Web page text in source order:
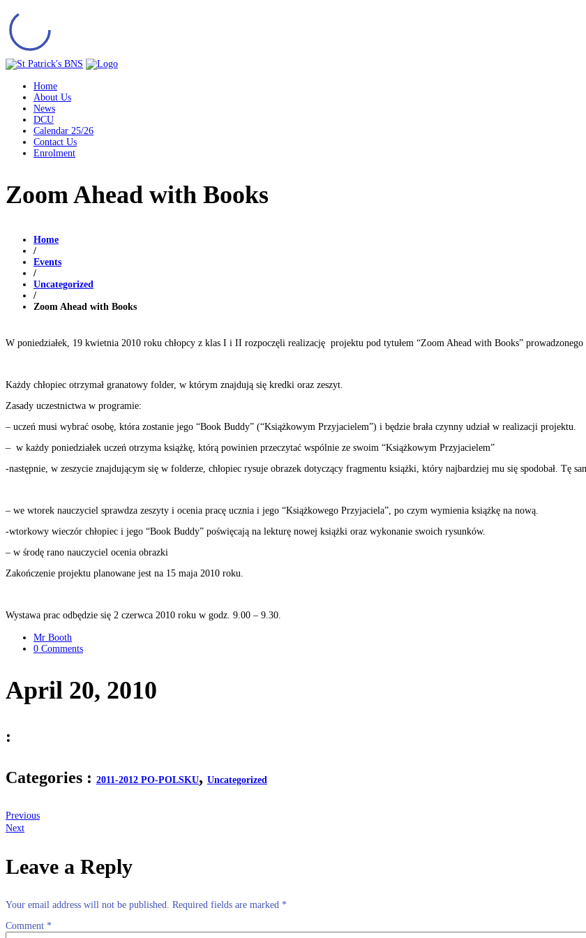
Home
About Us
News
DCU
Calendar 25/26
Contact Us
Enrolment
Zoom Ahead with Books
Home
/
Events
/
Uncategorized
/
Zoom Ahead with Books
W poniedziałek, 19 kwietnia 2010 roku chłopcy z klas I i II rozpoczęli realizację projektu pod tytułem “Zoom Ahead with Books” prowadzonego
Każdy chłopiec otrzymał granatowy folder, w którym znajdują się kredki oraz zeszyt.
Zasady uczestnictwa w programie:
– uczeń musi wybrać osobę, która zostanie jego “Book Buddy” (“Książkowym Przyjacielem”) i będzie brała czynny udział w realizacji projektu.
– w każdy poniedziałek uczeń otrzyma książkę, którą powinien przeczytać wspólnie ze swoim “Książkowym Przyjacielem”
-następnie, w zeszycie znajdującym się w folderze, chłopiec rysuje obrazek dotyczący fragmentu książki, który najbardziej mu się spodobał. Tę
– we wtorek nauczyciel sprawdza zeszyty i ocenia pracę ucznia i jego “Książkowego Przyjaciela”, po czym wymienia książkę na nową.
-wtorkowy wieczór chłopiec i jego “Book Buddy” poświęcają na lekturę nowej książki oraz wykonanie swoich rysunków.
– w środę rano nauczyciel ocenia obrazki
Zakończenie projektu planowane jest na 15 maja 2010 roku.
Wystawa prac odbędzie się 2 czerwca 2010 roku w godz. 9.00 – 9.30.
Mr Booth
0 Comments
April 20, 2010
:
Categories : 2011-2012 PO-POLSKU, Uncategorized
Previous
Next
Leave a Reply
Your email address will not be published. Required fields are marked *
Comment *